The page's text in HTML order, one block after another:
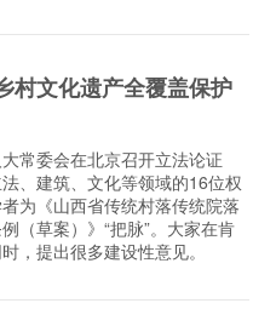
村文化遗产全覆盖保护
常委会在北京召开立法论证
、建筑、文化等领域的16位权
为《山西省传统村落传统院落
（草案）》“把脉”。大家在肯
，提出很多建设性意见。